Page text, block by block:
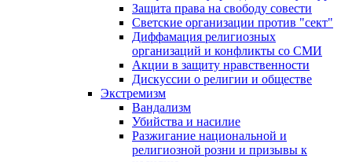
Защита права на свободу совести
Светские организации против "сект"
Диффамация религиозных
организаций и конфликты со СМИ
Акции в защиту нравственности
Дискуссии о религии и обществе
Экстремизм
Вандализм
Убийства и насилие
Разжигание национальной и
религиозной розни и призывы к